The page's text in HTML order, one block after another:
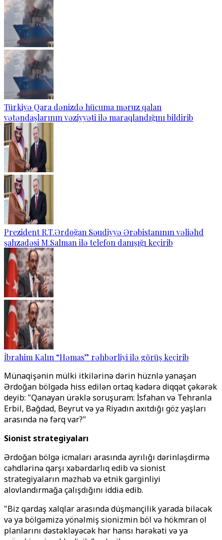
Türkiyə Qara dənizdə hücuma məruz qalan
vətəndaşlarının vəziyyəti ilə maraqlandığını bildirib
Prezident R.T.Ərdoğan Səudiyyə Ərəbistanının vəliəhd
şahzadəsi M.Salman ilə telefon danışığı keçirib
İbrahim Kalın “Həmas” rəhbərliyi ilə görüş keçirib
Münaqişənin mülki itkilərinə dərin hüznlə yanaşan
Ərdoğan bölgədə hiss edilən ortaq kədərə diqqət çəkərək
deyib: "Qanayan ürəklə soruşuram: İsfahan və Tehranla
Erbil, Bağdad, Beyrut və ya Riyadın axıtdığı göz yaşları
arasında nə fərq var?"
Sionist strategiyaları
Ərdoğan bölgə icmaları arasında ayrılığı dərinləşdirmə
cəhdlərinə qarşı xəbərdarlıq edib və sionist
strategiyaların məzhəb və etnik gərginliyi
alovlandırmağa çalışdığını iddia edib.
"Biz qardaş xalqlar arasında düşmənçilik yarada biləcək
və ya bölgəmizə yönəlmiş sionizmin böl və hökmran ol
planlarını dəstəkləyəcək hər hansı hərəkəti və ya